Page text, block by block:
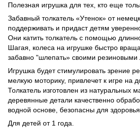
Полезная игрушка для тех, кто еще
Забавный толкатель «Утенок» от
поддерживать и придаст детям
Они катить толкатель с помощью
Шагая, колеса на игрушке быстро
забавно "шлепать» своими резиновыми
Игрушка будет стимулировать зрение
мелкую моторику, привлечет к игре на
Толкатель изготовлен из натуральных
деревянные детали качественно
водной основе, безопасны для здоровья.
Для детей от 1 года.